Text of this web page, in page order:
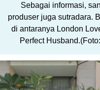
Sebagai informasi,
produser juga sutradara.
di antaranya London
Perfect